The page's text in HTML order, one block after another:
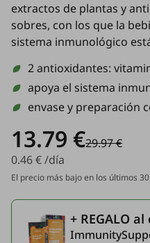
extractos de plantas y
sobres, con los que la
sistema inmunológico
2 antioxidantes:
apoya el sistema
envase y preparación
13.79 €29.97 €
0.46 € /día
El precio más bajo en los últimos
+ REGALO